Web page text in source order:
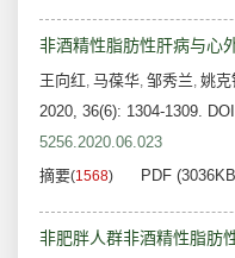
非酒精性脂肪性肝病与心
王向红, 马葆华, 邹秀兰, 姚克
2020, 36(6): 1304-1309.
5256.2020.06.023
摘要(1568) PDF
非肥胖人群非酒精性脂肪